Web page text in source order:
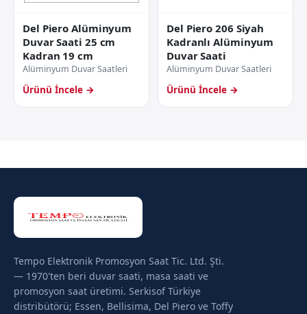
Del Piero Alüminyum
Duvar Saati 25 cm
Kadran 19 cm
Alüminyum Duvar Saatleri
Ürünü İncele →
Del Piero 206 Siyah
Kadranlı Alüminyum
Duvar Saati
Alüminyum Duvar Saatleri
Ürünü İncele →
Tempo Elektronik Promosyon Saat Tic. Ltd. Şti.
— 1970'ten beri duvar saati, masa saati ve
promosyon saat üretimi. Serkisof Türkiye
distribütörü; Essen, Bellisima, Del Piero ve Toffy